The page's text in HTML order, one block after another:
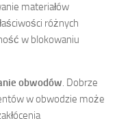
materiałów
różnych
w blokowaniu
obwodów. Dobrze
w obwodzie może